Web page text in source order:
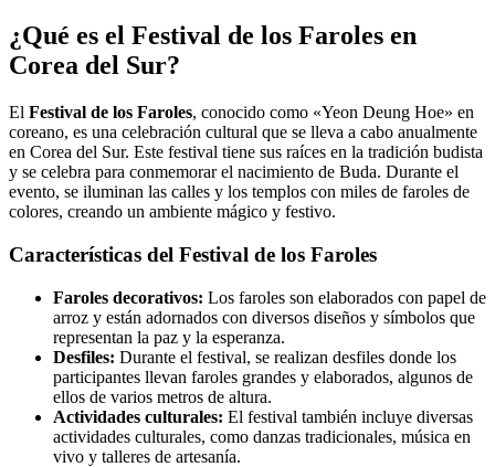
¿Qué es el Festival de los Faroles en
Corea del Sur?
El Festival de los Faroles, conocido como «Yeon Deung Hoe» en
coreano, es una celebración cultural que se lleva a cabo anualmente
en Corea del Sur. Este festival tiene sus raíces en la tradición budista
y se celebra para conmemorar el nacimiento de Buda. Durante el
evento, se iluminan las calles y los templos con miles de faroles de
colores, creando un ambiente mágico y festivo.
Características del Festival de los Faroles
Faroles decorativos: Los faroles son elaborados con papel de
arroz y están adornados con diversos diseños y símbolos que
representan la paz y la esperanza.
Desfiles: Durante el festival, se realizan desfiles donde los
participantes llevan faroles grandes y elaborados, algunos de
ellos de varios metros de altura.
Actividades culturales: El festival también incluye diversas
actividades culturales, como danzas tradicionales, música en
vivo y talleres de artesanía.